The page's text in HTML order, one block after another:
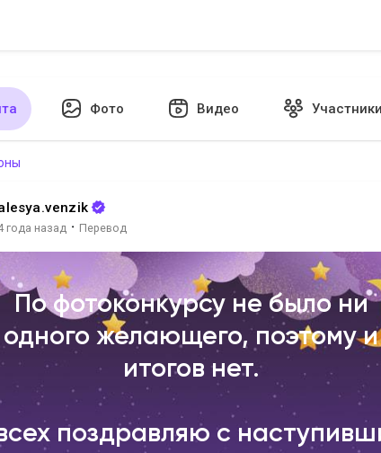
Фото Видео Участники
года назад · Перевод
По фотоконкурсу не было ни
одного желающего, поэтому и
итогов нет.
поздравляю с